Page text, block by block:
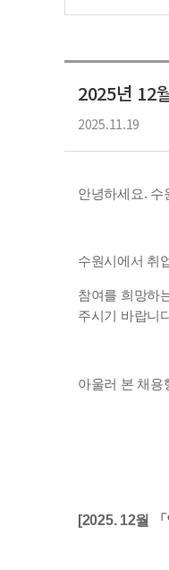
2025년 12
2025.11.19
안녕하세요. 수
수원시에서 취
참여를 희망하
주시기 바랍니
아울러 본 채용
[2025. 12월